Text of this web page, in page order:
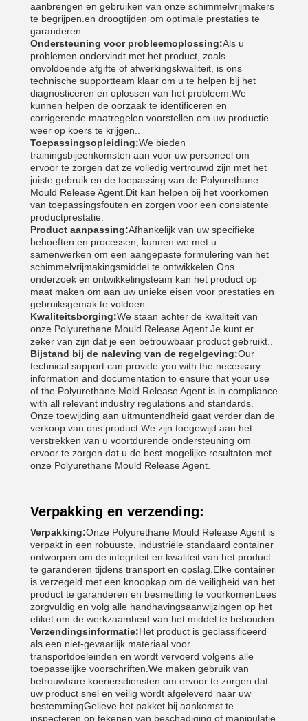
aanbrengen en gebruiken van onze schimmelvrijmakers
te begrijpen.en droogtijden om optimale prestaties te
garanderen.
Ondersteuning voor probleemoplossing:Als u
problemen ondervindt met het product, zoals
onvoldoende afgifte of afwerkingskwaliteit, is ons
technische supportteam klaar om u te helpen bij het
diagnosticeren en oplossen van het probleem.We
kunnen helpen de oorzaak te identificeren en
corrigerende maatregelen voorstellen om uw productie
weer op koers te krijgen..
Toepassingsopleiding:We bieden
trainingsbijeenkomsten aan voor uw personeel om
ervoor te zorgen dat ze volledig vertrouwd zijn met het
juiste gebruik en de toepassing van de Polyurethane
Mould Release Agent.Dit kan helpen bij het voorkomen
van toepassingsfouten en zorgen voor een consistente
productprestatie.
Product aanpassing:Afhankelijk van uw specifieke
behoeften en processen, kunnen we met u
samenwerken om een aangepaste formulering van het
schimmelvrijmakingsmiddel te ontwikkelen.Ons
onderzoek en ontwikkelingsteam kan het product op
maat maken om aan uw unieke eisen voor prestaties en
gebruiksgemak te voldoen..
Kwaliteitsborging:We staan achter de kwaliteit van
onze Polyurethane Mould Release Agent.Je kunt er
zeker van zijn dat je een betrouwbaar product gebruikt..
Bijstand bij de naleving van de regelgeving:Our
technical support can provide you with the necessary
information and documentation to ensure that your use
of the Polyurethane Mold Release Agent is in compliance
with all relevant industry regulations and standards.
Onze toewijding aan uitmuntendheid gaat verder dan de
verkoop van ons product.We zijn toegewijd aan het
verstrekken van u voortdurende ondersteuning om
ervoor te zorgen dat u de best mogelijke resultaten met
onze Polyurethane Mould Release Agent.
Verpakking en verzending:
Verpakking:Onze Polyurethane Mould Release Agent is
verpakt in een robuuste, industriële standaard container
ontworpen om de integriteit en kwaliteit van het product
te garanderen tijdens transport en opslag.Elke container
is verzegeld met een knoopkap om de veiligheid van het
product te garanderen en besmetting te voorkomenLees
zorgvuldig en volg alle handhavingsaanwijzingen op het
etiket om de werkzaamheid van het middel te behouden.
Verzendingsinformatie:Het product is geclassificeerd
als een niet-gevaarlijk materiaal voor
transportdoeleinden en wordt vervoerd volgens alle
toepasselijke voorschriften.We maken gebruik van
betrouwbare koeriersdiensten om ervoor te zorgen dat
uw product snel en veilig wordt afgeleverd naar uw
bestemmingGelieve het pakket bij aankomst te
inspecteren op tekenen van beschadiging of manipulatie